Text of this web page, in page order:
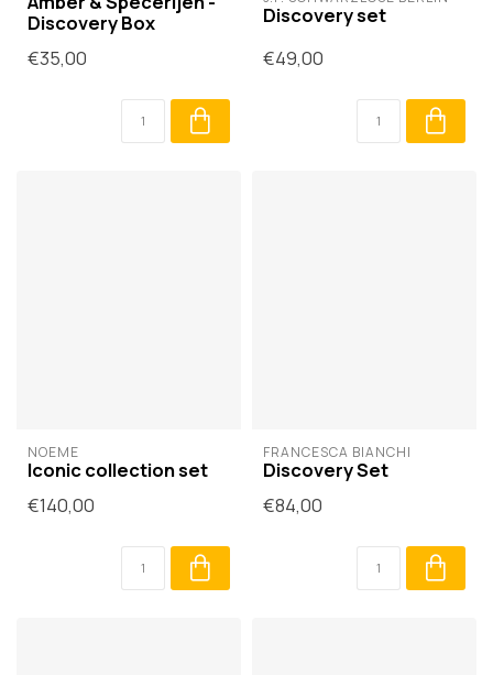
Discovery Box
€35,00
Discovery set
€49,00
NOÈME
Iconic collection set
€140,00
FRANCESCA BIANCHI
Discovery Set
€84,00